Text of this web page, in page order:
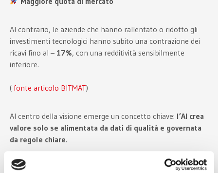
Al contrario, le aziende che hanno rallentato o ridotto gli
investimenti tecnologici hanno subito una contrazione dei
ricavi fino al – 17%, con una redditività sensibilmente
inferiore.
( fonte articolo BITMAT)
Al centro della visione emerge un concetto chiave: l’AI crea
valore solo se alimentata da dati di qualità e governata
da regole chiare.
Tra le priorità individuate: